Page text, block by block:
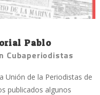
Pablo
Cubaperiodistas
Unión de la Periodistas de
publicados algunos